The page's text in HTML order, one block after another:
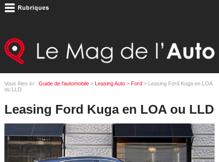
Vous êtes ici : Guide de l'automobile> Leasing Auto> Ford> Leasing Ford Kuga en LOA
ou LLD
Leasing Ford Kuga en LOA ou LLD